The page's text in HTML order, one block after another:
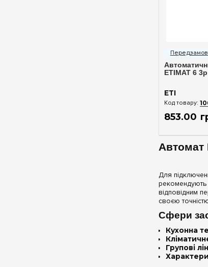
ETIMAT 6
ETI
853.00
Автомат
Для
рекомендують
відповідним
своєю
Сфери
Кухонна
Групові